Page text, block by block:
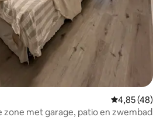
Gemiddelde
4,85 (48)
zone met garage, patio en zwembad